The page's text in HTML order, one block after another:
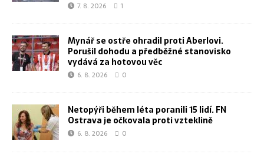
7. 8. 2026 1
Mynář se ostře ohradil proti Aberlovi.
Porušil dohodu a předběžné stanovisko
vydává za hotovou věc
6. 8. 2026 0
Netopýři během léta poranili 15 lidí. FN
Ostrava je očkovala proti vzteklině
6. 8. 2026 0